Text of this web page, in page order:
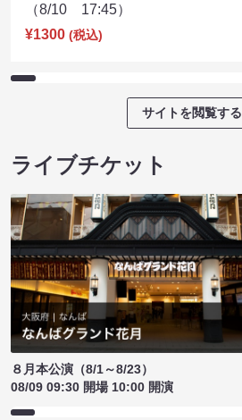
（8/10 17:45）
¥1300 (税込)
サイトを閲覧する
ライブチケット
８月本公演（8/1～8/23）
08/09 09:30 開場 10:00 開演